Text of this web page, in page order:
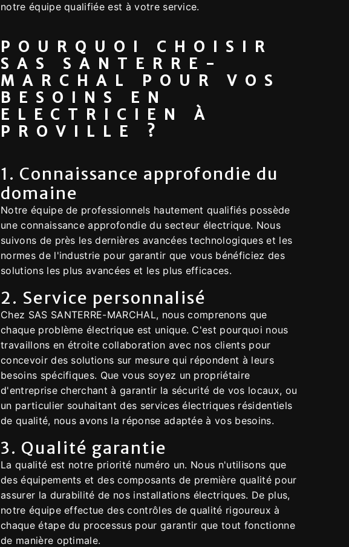
notre équipe qualifiée est à votre service.
POURQUOI CHOISIR
SAS SANTERRE-
MARCHAL POUR VOS
BESOINS EN
ELECTRICIEN À
PROVILLE ?
1. Connaissance approfondie du
domaine
Notre équipe de professionnels hautement qualifiés possède
une connaissance approfondie du secteur électrique. Nous
suivons de près les dernières avancées technologiques et les
normes de l'industrie pour garantir que vous bénéficiez des
solutions les plus avancées et les plus efficaces.
2. Service personnalisé
Chez SAS SANTERRE-MARCHAL, nous comprenons que
chaque problème électrique est unique. C'est pourquoi nous
travaillons en étroite collaboration avec nos clients pour
concevoir des solutions sur mesure qui répondent à leurs
besoins spécifiques. Que vous soyez un propriétaire
d'entreprise cherchant à garantir la sécurité de vos locaux, ou
un particulier souhaitant des services électriques résidentiels
de qualité, nous avons la réponse adaptée à vos besoins.
3. Qualité garantie
La qualité est notre priorité numéro un. Nous n'utilisons que
des équipements et des composants de première qualité pour
assurer la durabilité de nos installations électriques. De plus,
notre équipe effectue des contrôles de qualité rigoureux à
chaque étape du processus pour garantir que tout fonctionne
de manière optimale.